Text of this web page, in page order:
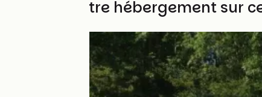
Trouvez votre hébergement sur